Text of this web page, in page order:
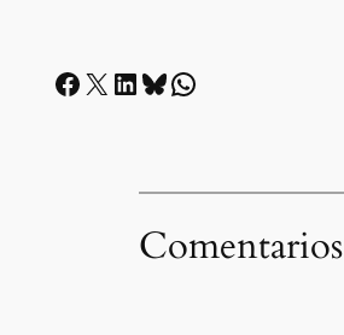
Facebook X LinkedIn Bluesky Whatsapp
Comentarios